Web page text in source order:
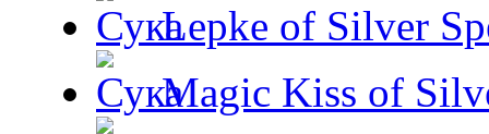
Lepke of Silver
Magic Kiss of